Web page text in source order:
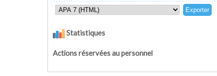
Statistiques
Actions réservées au personnel